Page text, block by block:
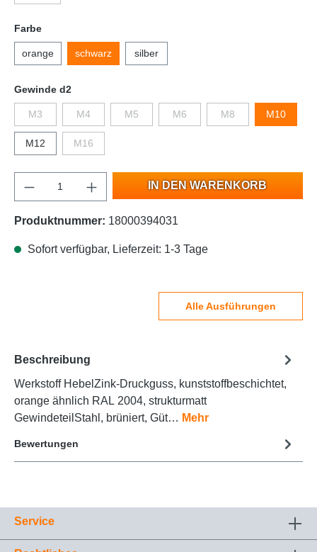
Farbe
orange schwarz silber
Gewinde d2
M3 M4 M5 M6 M8 M10
M12 M16
IN DEN WARENKORB
Produktnummer: 18000394031
Sofort verfügbar, Lieferzeit: 1-3 Tage
Alle Ausführungen
Beschreibung
Werkstoff HebelZink-Druckguss, kunststoffbeschichtet,
orange ähnlich RAL 2004, strukturmatt
GewindeteilStahl, brüniert, Güt… Mehr
Bewertungen
Service